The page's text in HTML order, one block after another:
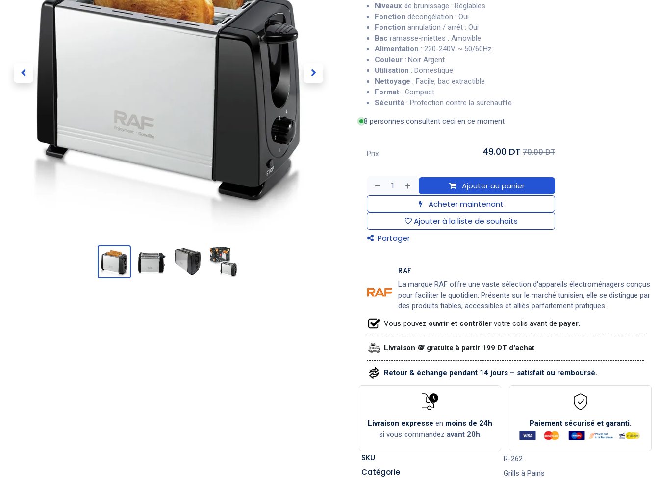
Niveaux de brunissage : Réglables
Fonction décongélation : Oui
Fonction annulation / arrêt : Oui
Bac ramasse-miettes : Amovible
Alimentation : 220-240V ~ 50/60Hz
Couleur : Noir Argent
Utilisation : Domestique
Nettoyage : Facile, bac extractible
Format : Compact
Sécurité : Protection contre la surchauffe
8 personnes consultent ceci en ce moment
Ajouter au panier
Acheter maintenant
Ajouter à la liste de souhaits
Partager
Prix 49.00 DT 70.00 DT
RAF
La marque RAF offre une vaste sélection d'appareils électroménagers conçus
pour faciliter le quotidien. Présente sur le marché tunisien, elle se distingue par
des produits fiables, accessibles et alliés parfaitement pratiques.
Vous pouvez ouvrir et contrôler votre colis avant de payer.
Livraison 💯 gratuite à partir 199 DT d'achat
Retour & échange pendant 14 jours – satisfait ou remboursé.
Livraison expresse en moins de 24h
si vous commandez avant 20h.
Paiement sécurisé et garanti.
SKU R-262
Catégorie Grills à Pains